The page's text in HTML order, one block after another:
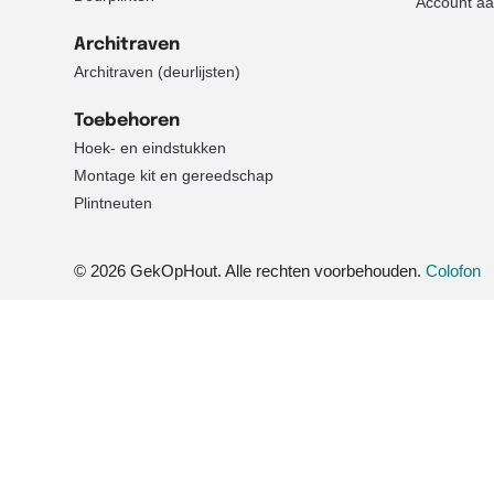
Architraven
Architraven (deurlijsten)
Toebehoren
Hoek- en eindstukken
Montage kit en gereedschap
Plintneuten
© 2026 GekOpHout. Alle rechten voorbehouden. Colofon